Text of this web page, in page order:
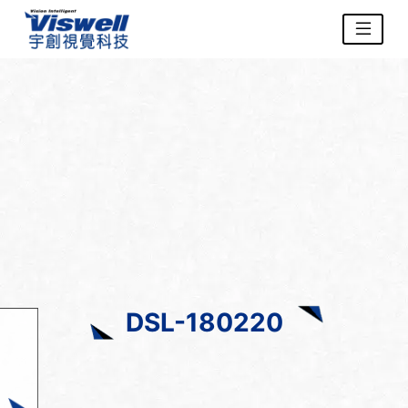
DSL-180220